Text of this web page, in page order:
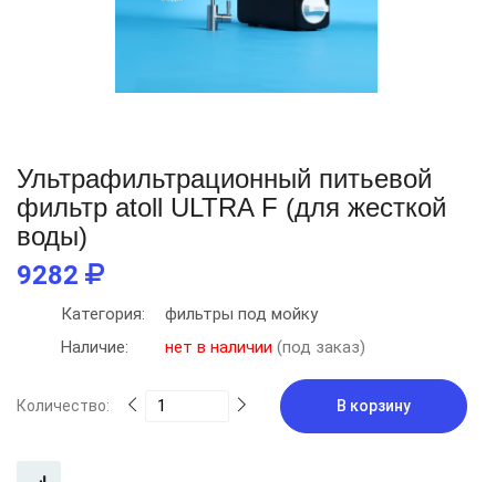
Ультрафильтрационный питьевой
фильтр atoll ULTRA F (для жесткой
воды)
9282
Категория:
фильтры под мойку
Наличие:
нет в наличии (под заказ)
Количество: В корзину